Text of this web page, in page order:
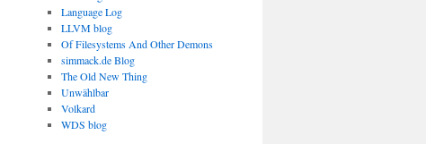
Language Log
LLVM blog
Of Filesystems And Other Demons
simmack.de Blog
The Old New Thing
Unwählbar
Volkard
WDS blog